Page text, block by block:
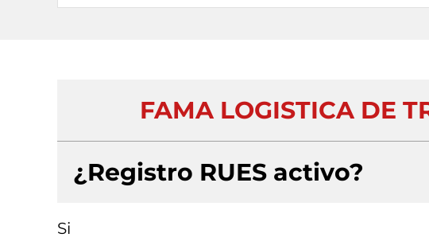
FAMA LOGISTICA DE
¿Registro RUES activo?
Si